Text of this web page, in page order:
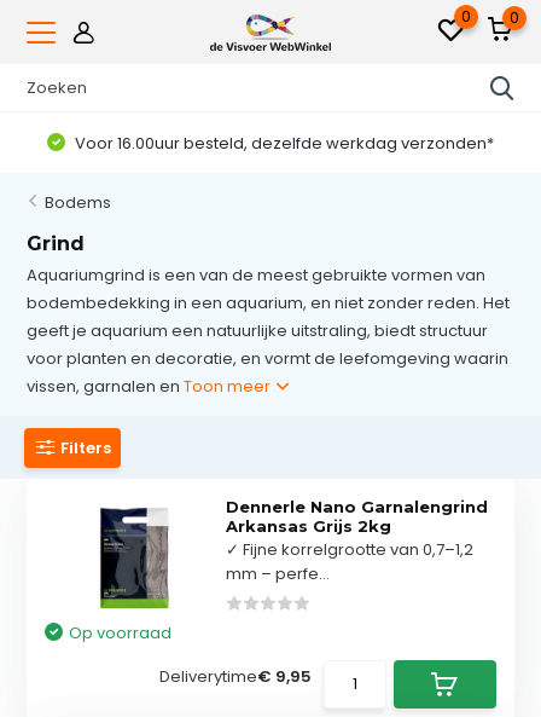
0 0
Voor 16.00uur besteld, dezelfde werkdag verzonden*
Bodems
Grind
Aquariumgrind is een van de meest gebruikte vormen van
bodembedekking in een aquarium, en niet zonder reden. Het
geeft je aquarium een natuurlijke uitstraling, biedt structuur
voor planten en decoratie, en vormt de leefomgeving waarin
vissen, garnalen enToon meer
Filters
Dennerle Nano Garnalengrind
Arkansas Grijs 2kg
✓ Fijne korrelgrootte van 0,7–1,2
mm – perfe...
Op voorraad
Deliverytime€ 9,95